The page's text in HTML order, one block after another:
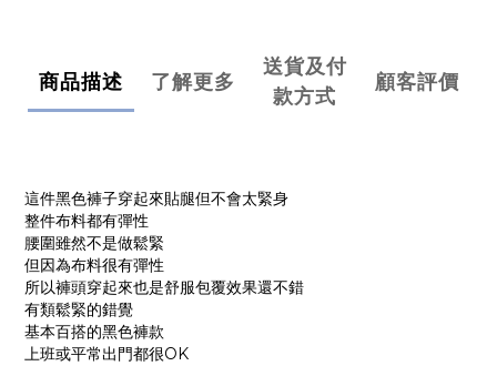
商品描述 了解更多
送貨及付
款方式
顧客評價
這件黑色褲子穿起來貼腿但不會太緊身
整件布料都有彈性
腰圍雖然不是做鬆緊
但因為布料很有彈性
所以褲頭穿起來也是舒服包覆效果還不錯
有類鬆緊的錯覺
基本百搭的黑色褲款
上班或平常出門都很OK